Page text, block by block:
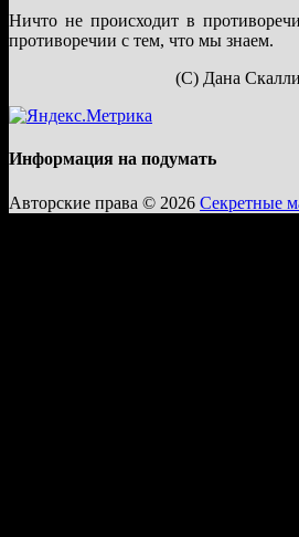
Ничто не происходит в
противоречии с тем, что мы знаем.
(С) Дана
Информация на подумать
Авторские права © 2026 Секретные